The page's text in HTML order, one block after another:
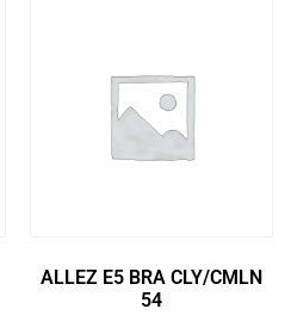
ALLEZ E5 BRA CLY/CMLN
54